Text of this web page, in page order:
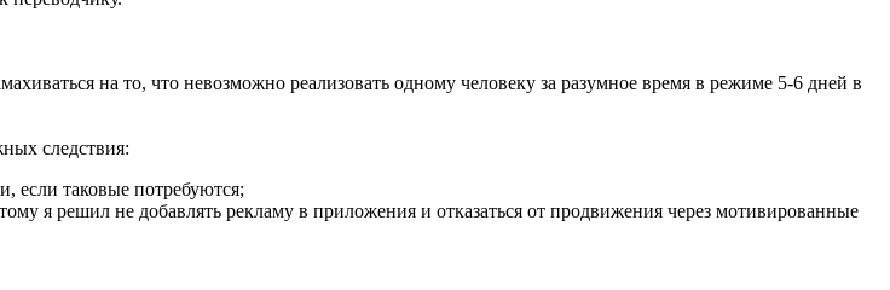
на то, что невозможно реализовать одному человеку за разумное время в режиме 5-6 дней в
следствия:
если таковые потребуются;
я решил не добавлять рекламу в приложения и отказаться от продвижения через мотивированные